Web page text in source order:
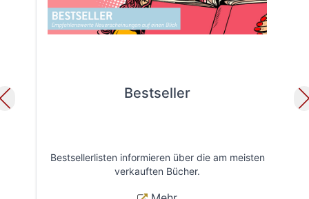
Bestseller
Bestsellerlisten informieren über die am meisten
verkauften Bücher.